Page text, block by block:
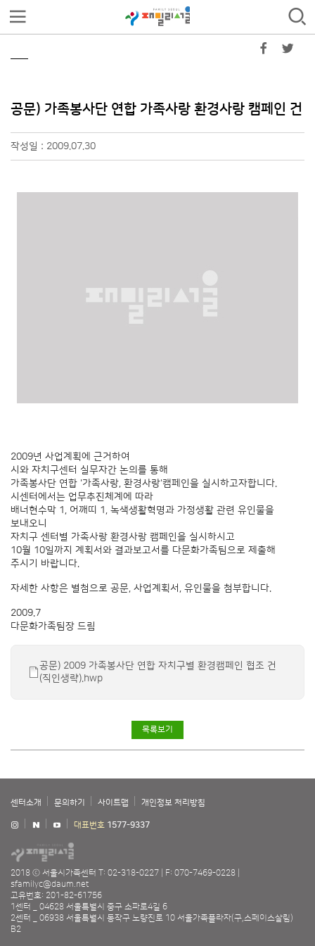
공문) 가족봉사단 연합 가족사랑 환경사랑 캠페인 건
작성일 : 2009.07.30
2009년 사업계획에 근거하여
시와 자치구센터 실무자간 논의를 통해
가족봉사단 연합 '가족사랑, 환경사랑'캠페인을 실시하고자합니다.
시센터에서는 업무추진체계에 따라
배너현수막 1, 어깨띠 1, 녹색생활혁명과 가정생활 관련 유인물을
보내오니
자치구 센터별 가족사랑 환경사랑 캠페인을 실시하시고
10월 10일까지 계획서와 결과보고서를 다문화가족팀으로 제출해
주시기 바랍니다.
자세한 사항은 별첨으로 공문, 사업계획서, 유인물을 첨부합니다.
2009.7
다문화가족팀장 드림
공문) 2009 가족봉사단 연합 자치구별 환경캠페인 협조 건
(직인생략).hwp
목록보기
센터소개 문의하기 사이트맵 개인정보 처리방침
대표번호 1577-9337
2018 ⓒ 서울시가족센터 T: 02-318-0227
F: 070-7469-0228
sfamilyc@daum.net
고유번호: 201-82-61756
1센터 _ 04628 서울특별시 중구 소파로4길 6
2센터 _ 06938 서울특별시 동작구 노량진로 10 서울가족플라자(구,스페이스살림)
B2